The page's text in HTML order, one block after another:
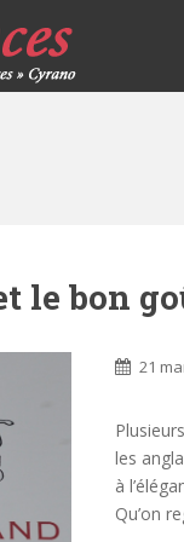
le bon
21
les
à
Qu’on